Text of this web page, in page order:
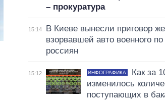
– прокуратура
15:14
В Киеве вынесли приговор
взорвавшей авто военного по
россиян
15:12 ИНФОГРАФИКА
Как за
изменилось
поступающих в